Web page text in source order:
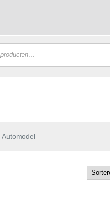
Automodel